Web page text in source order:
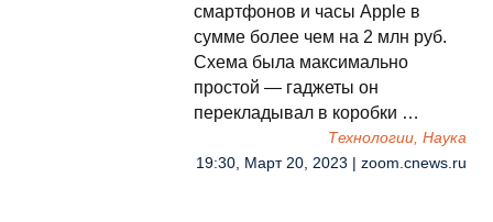
смартфонов и часы Apple в
сумме более чем на 2 млн руб.
Схема была максимально
простой — гаджеты он
перекладывал в коробки …
Технологии, Наука
19:30, Март 20, 2023 | zoom.cnews.ru